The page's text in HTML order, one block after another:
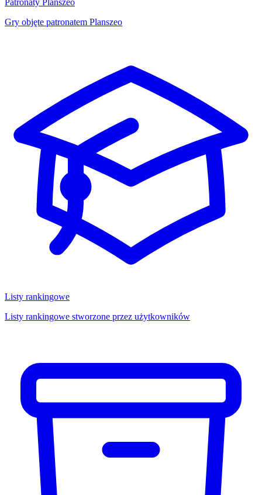
Patronaty Planszeo
Gry objęte patronatem Planszeo
Listy rankingowe
Listy rankingowe stworzone przez użytkowników